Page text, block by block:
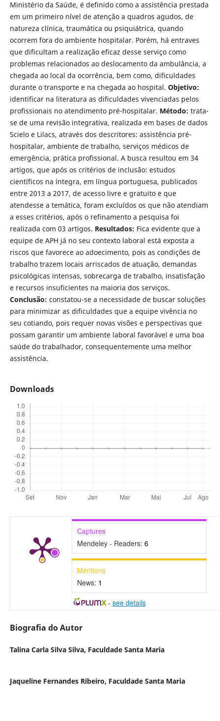
Ministério da Saúde, é definido como a assistência prestada
em um primeiro nível de atenção a quadros agudos, de
natureza clínica, traumática ou psiquiátrica, quando
ocorrem fora do ambiente hospitalar. Porém, há entraves
que dificultam a realização eficaz desse serviço como
problemas relacionados ao deslocamento da ambulância, a
chegada ao local da ocorrência, bem como, dificuldades
durante o transporte e na chegada ao hospital. Objetivo:
identificar na literatura as dificuldades vivenciadas pelos
profissionais no atendimento pré-hospitalar. Método: trata-
se de uma revisão integrativa, realizada em bases de dados
Scielo e Lilacs, através dos descritores: assistência pré-
hospitalar, ambiente de trabalho, serviços médicos de
emergência, prática profissional. A busca resultou em 34
artigos, que após os critérios de inclusão: estudos
científicos na íntegra, em língua portuguesa, publicados
entre 2013 a 2017, de acesso livre e gratuito e que
atendesse a temática, foram excluídos os que não atendiam
a esses critérios, após o refinamento a pesquisa foi
realizada com 03 artigos. Resultados: Fica evidente que a
equipe de APH já no seu contexto laboral está exposta a
riscos que favorece ao adoecimento, pois as condições de
trabalho trazem locais arriscados de atuação, demandas
psicológicas intensas, sobrecarga de trabalho, insatisfação
e recursos insuficientes na maioria dos serviços.
Conclusão: constatou-se a necessidade de buscar soluções
para minimizar as dificuldades que a equipe vivência no
seu cotiando, pois requer novas visões e perspectivas que
possam garantir um ambiente laboral favorável e uma boa
saúde do trabalhador, consequentemente uma melhor
assistência.
Downloads
Captures
Mendeley - Readers: 6
Mentions
News: 1
- see details
Biografia do Autor
Talina Carla Silva Silva, Faculdade Santa Maria
Jaqueline Fernandes Ribeiro, Faculdade Santa Maria